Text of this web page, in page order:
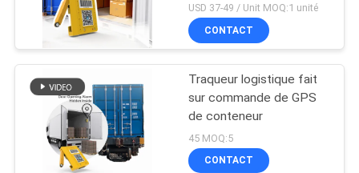
USD 37-49 / Unit MOQ:1 unité
CONTACT
Traqueur logistique fait
sur commande de GPS
de conteneur
45 MOQ:5
CONTACT